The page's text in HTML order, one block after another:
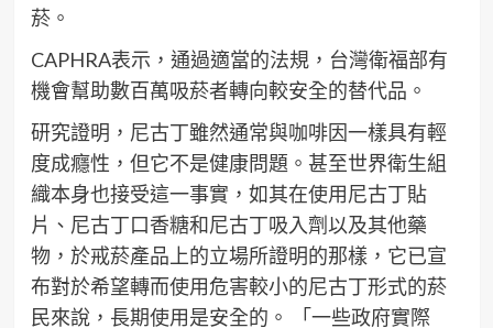
菸。
CAPHRA表示，通過適當的法規，台灣衛福部有
機會幫助數百萬吸菸者轉向較安全的替代品。
研究證明，尼古丁雖然通常與咖啡因一樣具有輕
度成癮性，但它不是健康問題。甚至世界衛生組
織本身也接受這一事實，如其在使用尼古丁貼
片、尼古丁口香糖和尼古丁吸入劑以及其他藥
物，於戒菸產品上的立場所證明的那樣，它已宣
布對於希望轉而使用危害較小的尼古丁形式的菸
民來說，長期使用是安全的。 「一些政府實際